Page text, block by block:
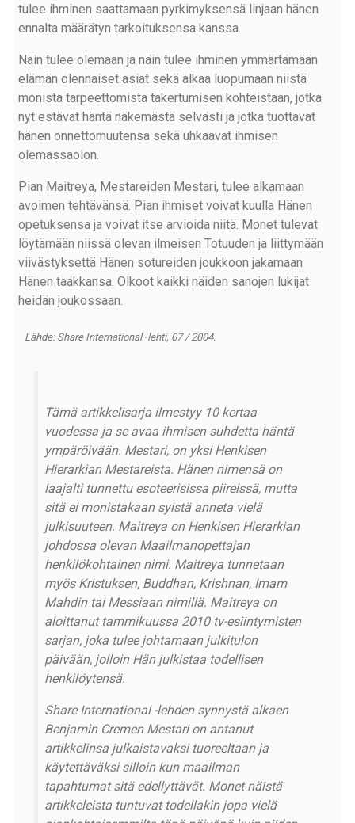
tulee ihminen saattamaan pyrkimyksensä linjaan hänen
ennalta määrätyn tarkoituksensa kanssa.
Näin tulee olemaan ja näin tulee ihminen ymmärtämään
elämän olennaiset asiat sekä alkaa luopumaan niistä
monista tarpeettomista takertumisen kohteistaan, jotka
nyt estävät häntä näkemästä selvästi ja jotka tuottavat
hänen onnettomuutensa sekä uhkaavat ihmisen
olemassaolon.
Pian Maitreya, Mestareiden Mestari, tulee alkamaan
avoimen tehtävänsä. Pian ihmiset voivat kuulla Hänen
opetuksensa ja voivat itse arvioida niitä. Monet tulevat
löytämään niissä olevan ilmeisen Totuuden ja liittymään
viivästyksettä Hänen sotureiden joukkoon jakamaan
Hänen taakkansa. Olkoot kaikki näiden sanojen lukijat
heidän joukossaan.
Lähde: Share International -lehti, 07 / 2004.
Tämä artikkelisarja ilmestyy 10 kertaa
vuodessa ja se avaa ihmisen suhdetta häntä
ympäröivään. Mestari, on yksi Henkisen
Hierarkian Mestareista. Hänen nimensä on
laajalti tunnettu esoteerisissa piireissä, mutta
sitä ei monistakaan syistä anneta vielä
julkisuuteen. Maitreya on Henkisen Hierarkian
johdossa olevan Maailmanopettajan
henkilökohtainen nimi. Maitreya tunnetaan
myös Kristuksen, Buddhan, Krishnan, Imam
Mahdin tai Messiaan nimillä. Maitreya on
aloittanut tammikuussa 2010 tv-esiintymisten
sarjan, joka tulee johtamaan julkitulon
päivään, jolloin Hän julkistaa todellisen
henkilöytensä.
Share International -lehden synnystä alkaen
Benjamin Cremen Mestari on antanut
artikkelinsa julkaistavaksi tuoreeltaan ja
käytettäväksi silloin kun maailman
tapahtumat sitä edellyttävät. Monet näistä
artikkeleista tuntuvat todellakin jopa vielä